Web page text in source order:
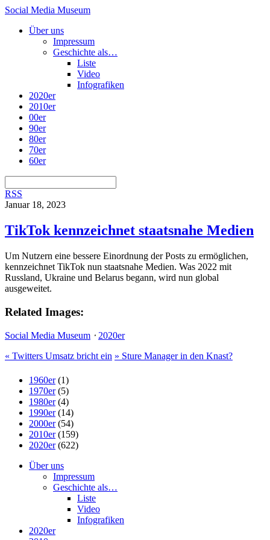
Social Media Museum
Über uns
Impressum
Geschichte als…
Liste
Video
Infografiken
2020er
2010er
00er
90er
80er
70er
60er
RSS
Januar 18, 2023
TikTok kennzeichnet staatsnahe Medien
Um Nutzern eine bessere Einordnung der Posts zu ermöglichen,
kennzeichnet TikTok nun staatsnahe Medien. Was 2022 mit
Russland, Ukraine und Belarus begann, wird nun global
ausgeweitet.
Related Images:
Social Media Museum ⋅ 2020er
« Twitters Umsatz bricht ein » Sture Manager in den Knast?
1960er(1)
1970er(5)
1980er(4)
1990er(14)
2000er(54)
2010er(159)
2020er(622)
Über uns
Impressum
Geschichte als…
Liste
Video
Infografiken
2020er